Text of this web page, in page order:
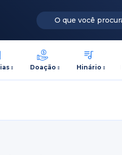
Doação Hinário